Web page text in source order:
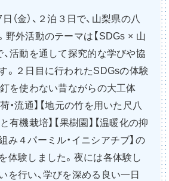
（金）、２泊３日で、山梨県の八
野外活動のテーマは【SDGs × 山
、活動を通して探究的な学びや協
。２日目に行われたSDGsの体験
釘を使わない昔ながらの大工体
・流通】【地元の竹を用いた尺八
有機栽培】【果樹園】【温暖化の抑
み４パーミル・イニシアチブ】の
体験しました。夜には各体験し
を行い、学びを深める良い一日